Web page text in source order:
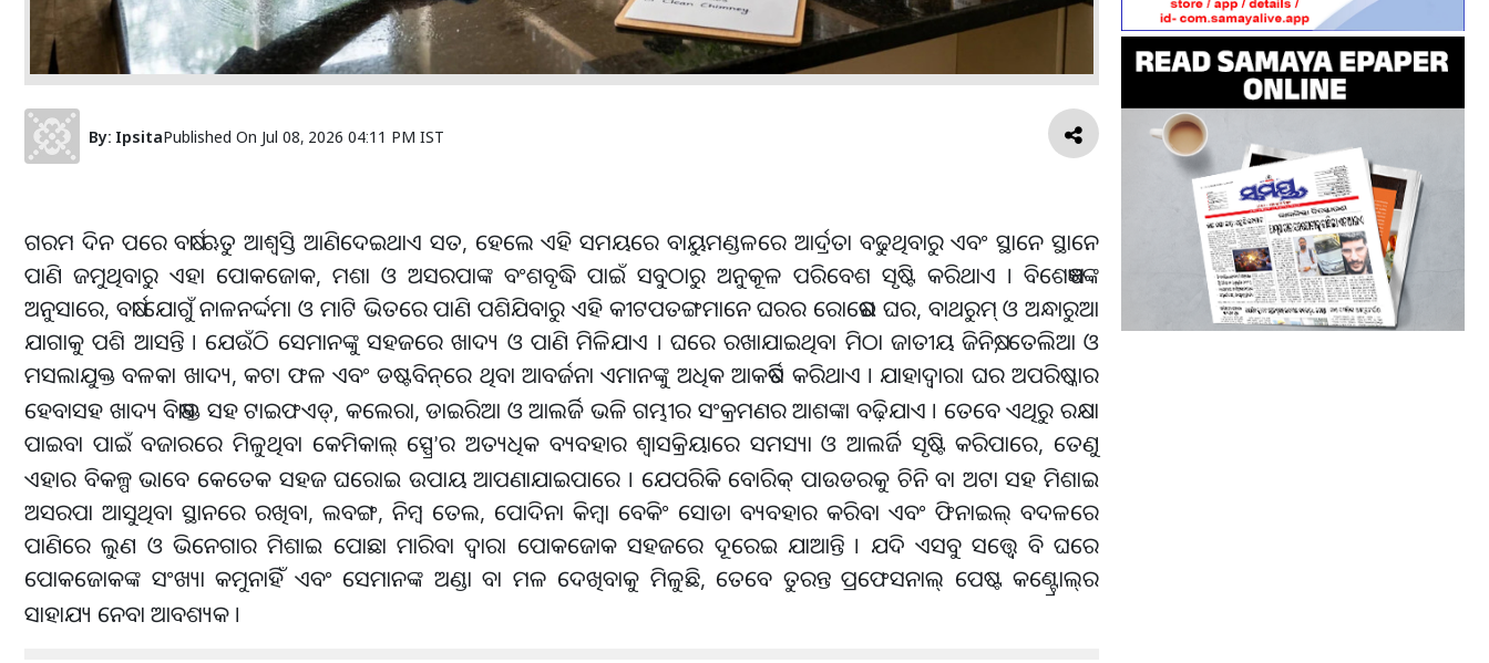
By: IpsitaPublished On Jul 08, 2026 04:11 PM IST
ଗରମ ଦିନ ପରେ ବର୍ଷା ଋତୁ ଆଶ୍ୱସ୍ତି ଆଣିଦେଇଥାଏ ସତ, ହେଲେ ଏହି ସମୟରେ ବାୟୁମଣ୍ଡଳରେ ଆର୍ଦ୍ରତା ବଢୁଥିବାରୁ ଏବଂ ସ୍ଥାନେ ସ୍ଥାନେ
ପାଣି ଜମୁଥିବାରୁ ଏହା ପୋକଜୋକ, ମଶା ଓ ଅସରପାଙ୍କ ବଂଶବୃଦ୍ଧି ପାଇଁ ସବୁଠାରୁ ଅନୁକୂଳ ପରିବେଶ ସୃଷ୍ଟି କରିଥାଏ । ବିଶେଷଜ୍ଞଙ୍କ
ଅନୁସାରେ, ବର୍ଷା ଯୋଗୁଁ ନାଳନର୍ଦ୍ଦମା ଓ ମାଟି ଭିତରେ ପାଣି ପଶିଯିବାରୁ ଏହି କୀଟପତଙ୍ଗମାନେ ଘରର ରୋଷେଇ ଘର, ବାଥରୁମ୍ ଓ ଅନ୍ଧାରୁଆ
ଯାଗାକୁ ପଶି ଆସନ୍ତି । ଯେଉଁଠି ସେମାନଙ୍କୁ ସହଜରେ ଖାଦ୍ୟ ଓ ପାଣି ମିଳିଯାଏ । ଘରେ ରଖାଯାଇଥିବା ମିଠା ଜାତୀୟ ଜିନିଷ, ତେଲିଆ ଓ
ମସଲାଯୁକ୍ତ ବଳକା ଖାଦ୍ୟ, କଟା ଫଳ ଏବଂ ଡଷ୍ଟବିନ୍ରେ ଥିବା ଆବର୍ଜନା ଏମାନଙ୍କୁ ଅଧିକ ଆକର୍ଷିତ କରିଥାଏ । ଯାହାଦ୍ବାରା ଘର ଅପରିଷ୍କାର
ହେବାସହ ଖାଦ୍ୟ ବିଷାକ୍ତ ସହ ଟାଇଫଏଡ୍, କଲେରା, ଡାଇରିଆ ଓ ଆଲର୍ଜି ଭଳି ଗମ୍ଭୀର ସଂକ୍ରମଣର ଆଶଙ୍କା ବଢ଼ିଯାଏ । ତେବେ ଏଥିରୁ ରକ୍ଷା
ପାଇବା ପାଇଁ ବଜାରରେ ମିଳୁଥିବା କେମିକାଲ୍ ସ୍ପ୍ରେ’ର ଅତ୍ୟଧିକ ବ୍ୟବହାର ଶ୍ୱାସକ୍ରିୟାରେ ସମସ୍ୟା ଓ ଆଲର୍ଜି ସୃଷ୍ଟି କରିପାରେ, ତେଣୁ
ଏହାର ବିକଳ୍ପ ଭାବେ କେତେକ ସହଜ ଘରୋଇ ଉପାୟ ଆପଣାଯାଇପାରେ । ଯେପରିକି ବୋରିକ୍ ପାଉଡରକୁ ଚିନି ବା ଅଟା ସହ ମିଶାଇ
ଅସରପା ଆସୁଥିବା ସ୍ଥାନରେ ରଖିବା, ଲବଙ୍ଗ, ନିମ୍ବ ତେଲ, ପୋଦିନା କିମ୍ବା ବେକିଂ ସୋଡା ବ୍ୟବହାର କରିବା ଏବଂ ଫିନାଇଲ୍ ବଦଳରେ
ପାଣିରେ ଲୁଣ ଓ ଭିନେଗାର ମିଶାଇ ପୋଛା ମାରିବା ଦ୍ୱାରା ପୋକଜୋକ ସହଜରେ ଦୂରେଇ ଯାଆନ୍ତି । ଯଦି ଏସବୁ ସତ୍ତ୍ୱେ ବି ଘରେ
ପୋକଜୋକଙ୍କ ସଂଖ୍ୟା କମୁନାହିଁ ଏବଂ ସେମାନଙ୍କ ଅଣ୍ଡା ବା ମଳ ଦେଖିବାକୁ ମିଳୁଛି, ତେବେ ତୁରନ୍ତ ପ୍ରଫେସନାଲ୍ ପେଷ୍ଟ କଣ୍ଟ୍ରୋଲ୍ର
ସାହାଯ୍ୟ ନେବା ଆବଶ୍ୟକ ।